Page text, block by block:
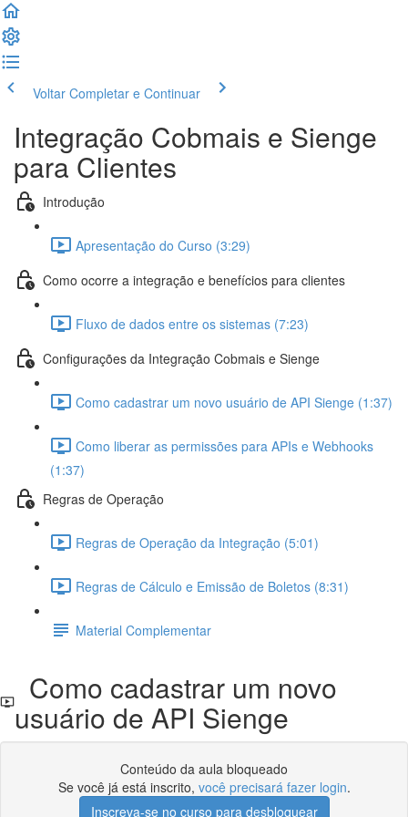
Voltar Completar e Continuar
Integração Cobmais e Sienge
para Clientes
Introdução
Apresentação do Curso (3:29)
Como ocorre a integração e benefícios para clientes
Fluxo de dados entre os sistemas (7:23)
Configurações da Integração Cobmais e Sienge
Como cadastrar um novo usuário de API Sienge (1:37)
Como liberar as permissões para APIs e Webhooks
(1:37)
Regras de Operação
Regras de Operação da Integração (5:01)
Regras de Cálculo e Emissão de Boletos (8:31)
Material Complementar
Como cadastrar um novo
usuário de API Sienge
Conteúdo da aula bloqueado
Se você já está inscrito, você precisará fazer login.
Inscreva-se no curso para desbloquear